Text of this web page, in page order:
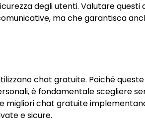
degli utenti. Valutare questi
ma che garantisca
chat gratuite. Poiché
è fondamentale scegliere
migliori chat gratuite
e sicure.